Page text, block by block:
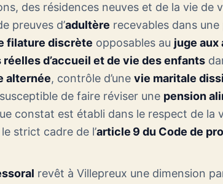
des résidences neuves et de la vie de
preuves d’adultère recevables dans
filature discrète opposables au juge aux
d’accueil et de vie des enfants
alternée, contrôle d’unevie maritale
susceptible de faire réviser une pension
constat est établi dans le respect de la
strict cadre de l’article 9 du Code de
revêt à Villepreux une dimension